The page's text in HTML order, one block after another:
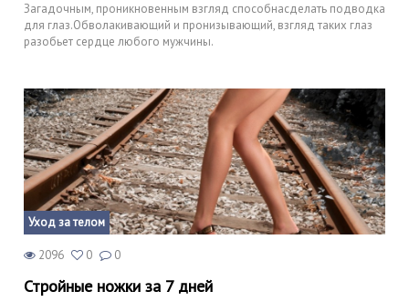
Загадочным, проникновенным взгляд способнасделать подводка
для глаз.Обволакивающий и пронизывающий, взгляд таких глаз
разобьет сердце любого мужчины.
Уход за телом
2096 0 0
Стройные ножки за 7 дней